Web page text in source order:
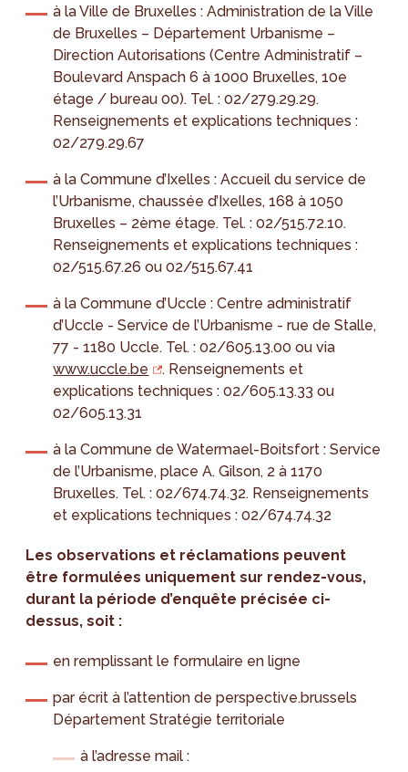
à la Ville de Bruxelles : Administration de la Ville
de Bruxelles – Département Urbanisme –
Direction Autorisations (Centre Administratif –
Boulevard Anspach 6 à 1000 Bruxelles, 10e
étage / bureau 00). Tel. : 02/279.29.29.
Renseignements et explications techniques :
02/279.29.67
à la Commune d’Ixelles : Accueil du service de
l’Urbanisme, chaussée d’Ixelles, 168 à 1050
Bruxelles – 2ème étage. Tel. : 02/515.72.10.
Renseignements et explications techniques :
02/515.67.26 ou 02/515.67.41
à la Commune d’Uccle : Centre administratif
d’Uccle - Service de l’Urbanisme - rue de Stalle,
77 - 1180 Uccle. Tel. : 02/605.13.00 ou via
www.uccle.be
. Renseignements et
explications techniques : 02/605.13.33 ou
02/605.13.31
à la Commune de Watermael-Boitsfort : Service
de l’Urbanisme, place A. Gilson, 2 à 1170
Bruxelles. Tel. : 02/674.74.32. Renseignements
et explications techniques : 02/674.74.32
Les observations et réclamations peuvent
être formulées uniquement sur rendez-vous,
durant la période d’enquête précisée ci-
dessus, soit :
en remplissant le formulaire en ligne
par écrit à l’attention de perspective.brussels
Département Stratégie territoriale
à l’adresse mail :